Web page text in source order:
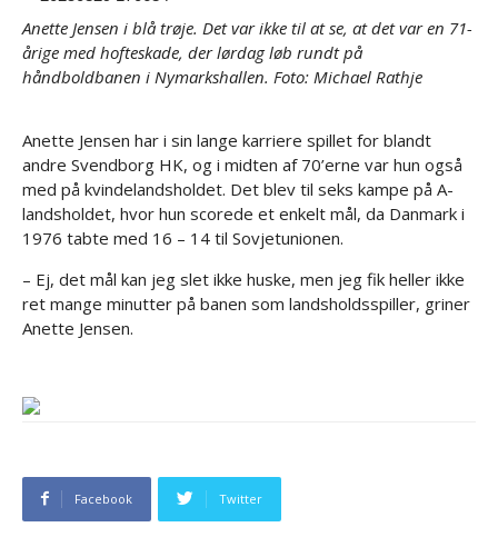
Anette Jensen i blå trøje. Det var ikke til at se, at det var en 71-
årige med hofteskade, der lørdag løb rundt på
håndboldbanen i Nymarkshallen. Foto: Michael Rathje
Anette Jensen har i sin lange karriere spillet for blandt
andre Svendborg HK, og i midten af 70’erne var hun også
med på kvindelandsholdet. Det blev til seks kampe på A-
landsholdet, hvor hun scorede et enkelt mål, da Danmark i
1976 tabte med 16 – 14 til Sovjetunionen.
– Ej, det mål kan jeg slet ikke huske, men jeg fik heller ikke
ret mange minutter på banen som landsholdsspiller, griner
Anette Jensen.
Facebook Twitter